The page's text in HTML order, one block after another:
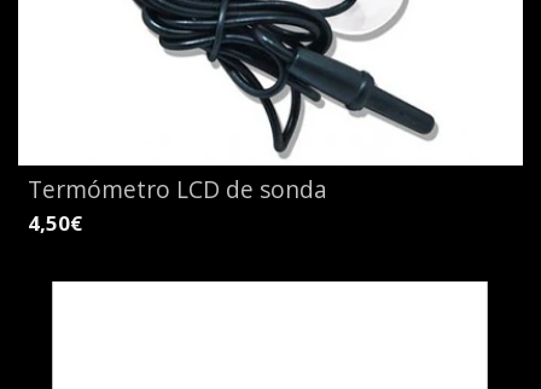
Termómetro LCD de sonda
4,50€